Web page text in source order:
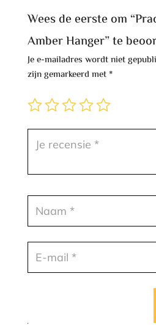
Wees de eerste om
Amber Hanger” te
Je e-mailadres wordt niet
zijn gemarkeerd met*